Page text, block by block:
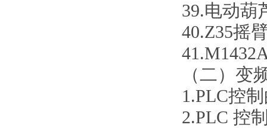
39.电动葫
40.Z35摇
（二）变
1.PLC控
2.PLC 控